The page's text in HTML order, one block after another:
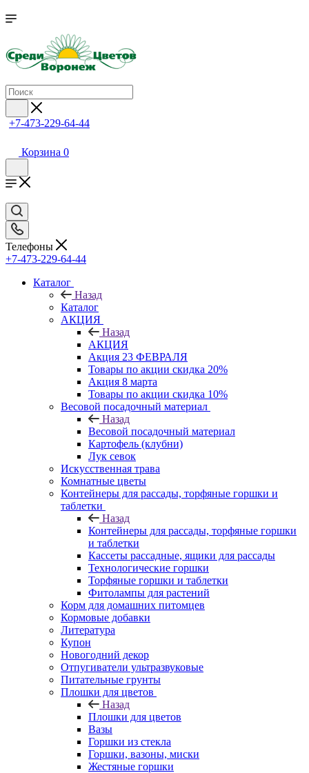
+7-473-229-64-44
Корзина 0
Телефоны
+7-473-229-64-44
Каталог
Назад
Каталог
АКЦИЯ
Назад
АКЦИЯ
Акция 23 ФЕВРАЛЯ
Товары по акции скидка 20%
Акция 8 марта
Товары по акции скидка 10%
Весовой посадочный материал
Назад
Весовой посадочный материал
Картофель (клубни)
Лук севок
Искусственная трава
Комнатные цветы
Контейнеры для рассады, торфяные горшки и
таблетки
Назад
Контейнеры для рассады, торфяные горшки
и таблетки
Кассеты рассадные, ящики для рассады
Технологические горшки
Торфяные горшки и таблетки
Фитолампы для растений
Корм для домашних питомцев
Кормовые добавки
Литература
Купон
Новогодний декор
Отпугиватели ультразвуковые
Питательные грунты
Плошки для цветов
Назад
Плошки для цветов
Вазы
Горшки из стекла
Горшки, вазоны, миски
Жестяные горшки